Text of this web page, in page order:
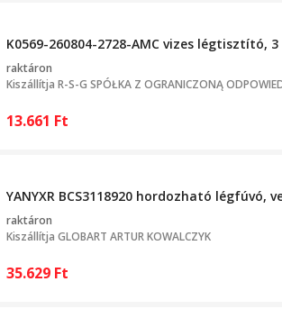
K0569-260804-2728-AMC vizes
raktáron
Kiszállítja R-S-G SPÓŁKA Z OGRANICZONĄ
13.661 Ft
YANYXR BCS3118920 hordozható
raktáron
Kiszállítja GLOBART ARTUR KOWALCZYK
35.629 Ft